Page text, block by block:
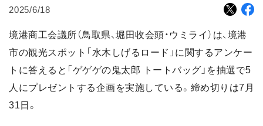
2025/6/18
境港商工会議所（鳥取県、堀田收会頭・ウミライ）は、境港
市の観光スポット「水木しげるロード」に関するアンケー
トに答えると「ゲゲゲの鬼太郎 トートバッグ」を抽選で5
人にプレゼントする企画を実施している。締め切りは7月
31日。